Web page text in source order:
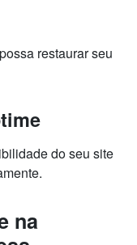
restaurar seu
do seu site
na